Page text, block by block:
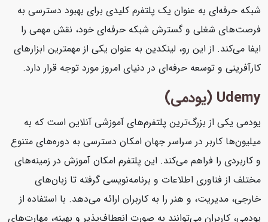
شبکه حرفه‌ای به عنوان یک پلتفرم کلیدی برای بهبود دسترسی به
فرصت‌های شغلی و گسترش شبکه حرفه‌ای خود، نقش مهمی را
ایفا می‌کند. از این رو، لینکدین به عنوان یکی از مهمترین ابزارهای
کارآفرینی و توسعه حرفه‌ای در دنیای امروز مورد توجه قرار دارد.
Udemy (یودمی)
یودمی یکی از بزرگ‌ترین پلتفرم‌های آموزشی آنلاین است که به
میلیون‌ها کاربر در سراسر جهان امکان دسترسی به دوره‌های متنوع
و کاربردی را فراهم می‌کند. این پلتفرم امکان آموزش در زمینه‌های
مختلف از فناوری اطلاعات و برنامه‌نویسی گرفته تا زبان‌های
خارجی، مدیریت، و هنر را به کاربران ارائه می‌دهد. با استفاده از
یودمی، کاربران می‌توانند به صورت انعطاف‌پذیر و بهینه، مهارت‌های